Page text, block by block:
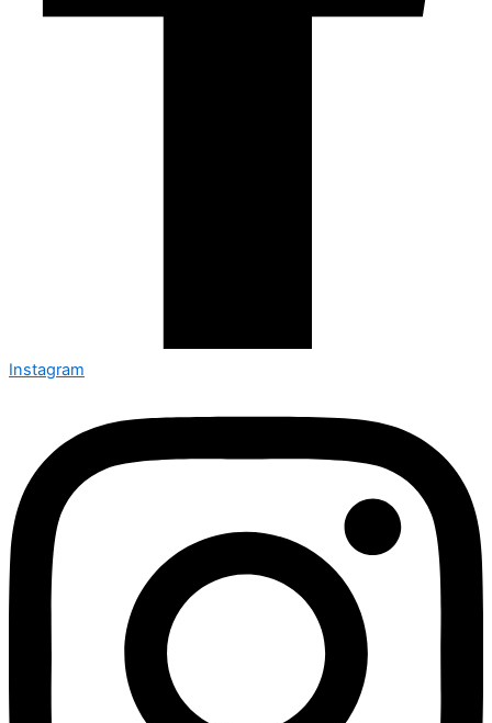
Instagram